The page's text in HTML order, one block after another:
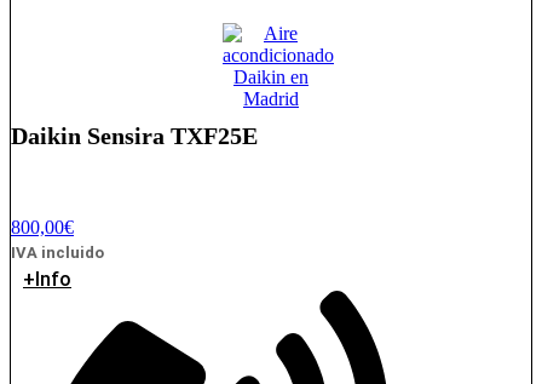
Daikin Sensira TXF25E
800,00€
IVA incluido
+Info